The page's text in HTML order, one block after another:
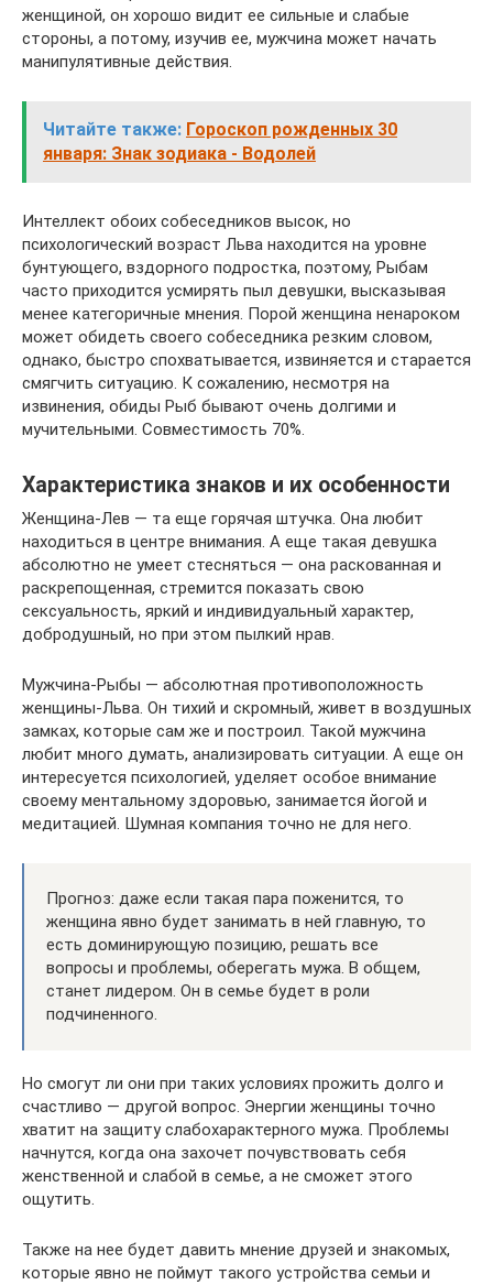
женщиной, он хорошо видит ее сильные и слабые
стороны, а потому, изучив ее, мужчина может начать
манипулятивные действия.
Читайте также: Гороскоп рожденных 30
января: Знак зодиака - Водолей
Интеллект обоих собеседников высок, но
психологический возраст Льва находится на уровне
бунтующего, вздорного подростка, поэтому, Рыбам
часто приходится усмирять пыл девушки, высказывая
менее категоричные мнения. Порой женщина ненароком
может обидеть своего собеседника резким словом,
однако, быстро спохватывается, извиняется и старается
смягчить ситуацию. К сожалению, несмотря на
извинения, обиды Рыб бывают очень долгими и
мучительными. Совместимость 70%.
Характеристика знаков и их особенности
Женщина-Лев — та еще горячая штучка. Она любит
находиться в центре внимания. А еще такая девушка
абсолютно не умеет стесняться — она раскованная и
раскрепощенная, стремится показать свою
сексуальность, яркий и индивидуальный характер,
добродушный, но при этом пылкий нрав.
Мужчина-Рыбы — абсолютная противоположность
женщины-Льва. Он тихий и скромный, живет в воздушных
замках, которые сам же и построил. Такой мужчина
любит много думать, анализировать ситуации. А еще он
интересуется психологией, уделяет особое внимание
своему ментальному здоровью, занимается йогой и
медитацией. Шумная компания точно не для него.
Прогноз: даже если такая пара поженится, то
женщина явно будет занимать в ней главную, то
есть доминирующую позицию, решать все
вопросы и проблемы, оберегать мужа. В общем,
станет лидером. Он в семье будет в роли
подчиненного.
Но смогут ли они при таких условиях прожить долго и
счастливо — другой вопрос. Энергии женщины точно
хватит на защиту слабохарактерного мужа. Проблемы
начнутся, когда она захочет почувствовать себя
женственной и слабой в семье, а не сможет этого
ощутить.
Также на нее будет давить мнение друзей и знакомых,
которые явно не поймут такого устройства семьи и